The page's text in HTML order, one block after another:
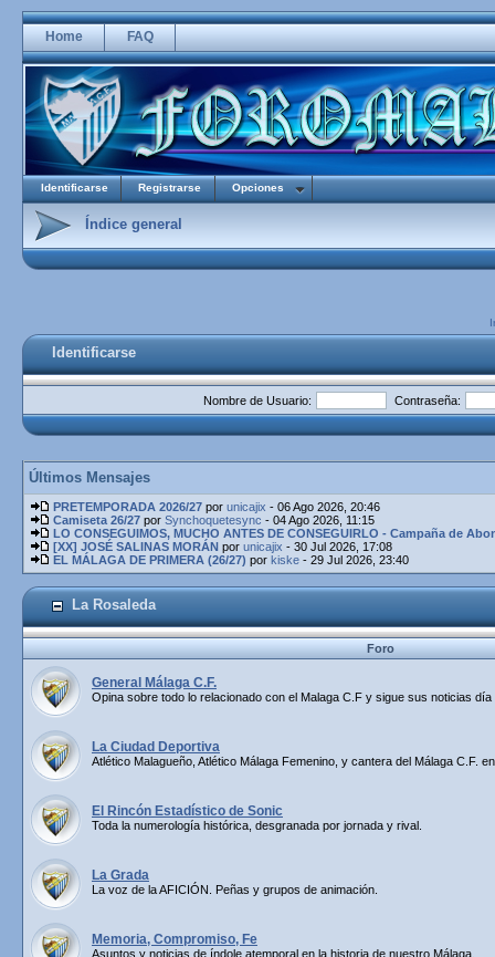
Home FAQ
Identificarse Registrarse Opciones
Índice general
Identificarse
Nombre de Usuario: Contraseña:
Últimos Mensajes
PRETEMPORADA 2026/27 por unicajix - 06 Ago 2026, 20:46
Camiseta 26/27 por Synchoquetesync - 04 Ago 2026, 11:15
LO CONSEGUIMOS, MUCHO ANTES DE CONSEGUIRLO - Campaña de
[XX] JOSÉ SALINAS MORÁN por unicajix - 30 Jul 2026, 17:08
EL MÁLAGA DE PRIMERA (26/27) por kiske - 29 Jul 2026, 23:40
La Rosaleda
Foro
General Málaga C.F.
Opina sobre todo lo relacionado con el Malaga C.F y sigue sus noticias día
La Ciudad Deportiva
Atlético Malagueño, Atlético Málaga Femenino, y cantera del Málaga C.F.
El Rincón Estadístico de Sonic
Toda la numerología histórica, desgranada por jornada y rival.
La Grada
La voz de la AFICIÓN. Peñas y grupos de animación.
Memoria, Compromiso, Fe
Asuntos y noticias de índole atemporal en la historia de nuestro Málaga.